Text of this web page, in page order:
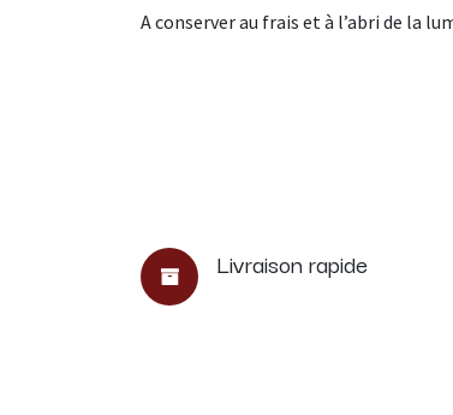
A conserver au frais et à l’abri de la
Livraison rapide